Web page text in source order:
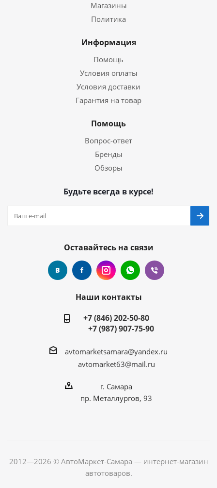
Магазины
Политика
Информация
Помощь
Условия оплаты
Условия доставки
Гарантия на товар
Помощь
Вопрос-ответ
Бренды
Обзоры
Будьте всегда в курсе!
Оставайтесь на связи
Наши контакты
+7 (846) 202-50-80
+7 (987) 907-75-90
avtomarketsamara@yandex.ru
avtomarket63@mail.ru
г. Самара
пр. Металлургов, 93
2012—2026 © АвтоМаркет-Самара — интернет-магазин
автотоваров.